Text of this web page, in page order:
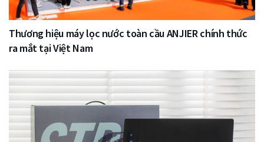
Thương hiệu máy lọc nước toàn cầu ANJIER chính thức
ra mắt tại Việt Nam